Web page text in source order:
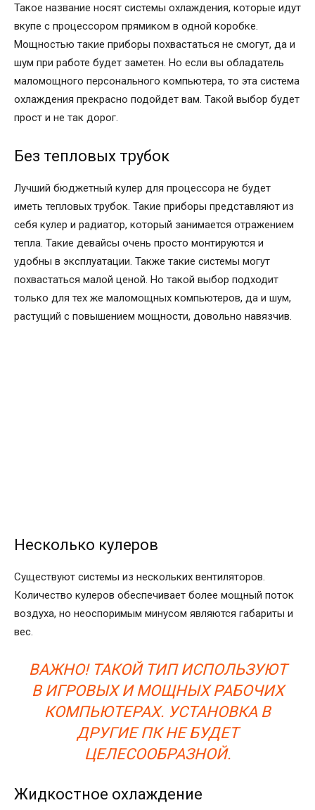
Такое название носят системы охлаждения, которые идут
вкупе с процессором прямиком в одной коробке.
Мощностью такие приборы похвастаться не смогут, да и
шум при работе будет заметен. Но если вы обладатель
маломощного персонального компьютера, то эта система
охлаждения прекрасно подойдет вам. Такой выбор будет
прост и не так дорог.
Без тепловых трубок
Лучший бюджетный кулер для процессора не будет
иметь тепловых трубок. Такие приборы представляют из
себя кулер и радиатор, который занимается отражением
тепла. Такие девайсы очень просто монтируются и
удобны в эксплуатации. Также такие системы могут
похвастаться малой ценой. Но такой выбор подходит
только для тех же маломощных компьютеров, да и шум,
растущий с повышением мощности, довольно навязчив.
Несколько кулеров
Существуют системы из нескольких вентиляторов.
Количество кулеров обеспечивает более мощный поток
воздуха, но неоспоримым минусом являются габариты и
вес.
ВАЖНО! ТАКОЙ ТИП ИСПОЛЬЗУЮТ
В ИГРОВЫХ И МОЩНЫХ РАБОЧИХ
КОМПЬЮТЕРАХ. УСТАНОВКА В
ДРУГИЕ ПК НЕ БУДЕТ
ЦЕЛЕСООБРАЗНОЙ.
Жидкостное охлаждение